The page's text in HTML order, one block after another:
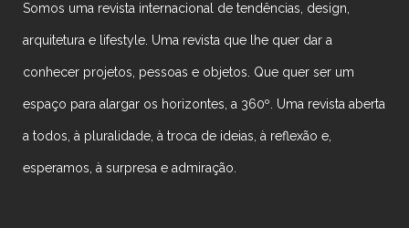
Somos uma revista internacional de tendências, design,
arquitetura e lifestyle. Uma revista que lhe quer dar a
conhecer projetos, pessoas e objetos. Que quer ser um
espaço para alargar os horizontes, a 360º. Uma revista aberta
a todos, à pluralidade, à troca de ideias, à reflexão e,
esperamos, à surpresa e admiração.